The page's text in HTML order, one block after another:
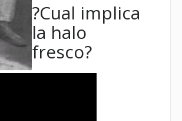
?Cual implica
la halo
fresco?